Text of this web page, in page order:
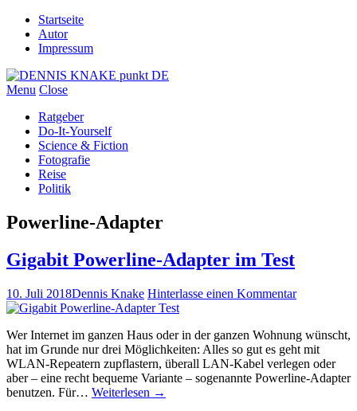
Startseite
Autor
Impressum
Menu Close
Ratgeber
Do-It-Yourself
Science & Fiction
Fotografie
Reise
Politik
Powerline-Adapter
Gigabit Powerline-Adapter im Test
10. Juli 2018Dennis Knake Hinterlasse einen Kommentar
Wer Internet im ganzen Haus oder in der ganzen Wohnung wünscht,
hat im Grunde nur drei Möglichkeiten: Alles so gut es geht mit
WLAN-Repeatern zupflastern, überall LAN-Kabel verlegen oder
aber – eine recht bequeme Variante – sogenannte Powerline-Adapter
benutzen. Für… Weiterlesen →